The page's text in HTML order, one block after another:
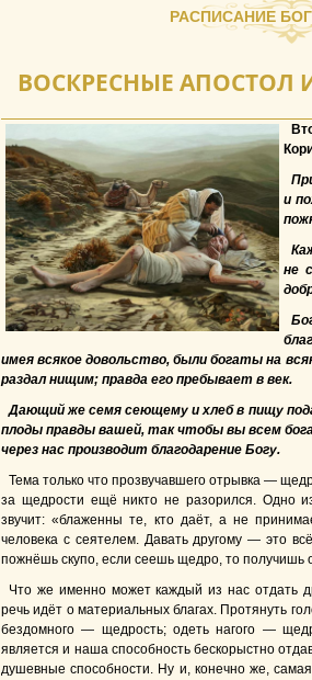
РАСПИСАНИЕ
ВОСКРЕСНЫЕ АПОСТОЛ
и
не
имея всякое довольство, были богаты на
раздал нищим; правда его пребывает в век.
Дающий же семя сеющему и хлеб в пищу
плоды правды вашей, так чтобы вы всем
через нас производит благодарение Богу.
Тема только что прозвучавшего отрывка —
за щедрости ещё никто не разорился. Одно
звучит: «блаженны те, кто даёт, а не
человека с сеятелем. Давать другому — это
пожнёшь скупо, если сеешь щедро, то получишь
Что же именно может каждый из нас отдать
речь идёт о материальных благах. Протянуть
бездомного — щедрость; одеть нагого —
является и наша способность бескорыстно
душевные способности. Ну и, конечно же,